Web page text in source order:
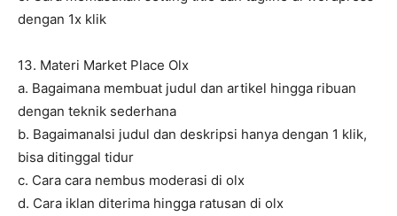
dengan 1x klik
13. Materi Market Place Olx
a. Bagaimana membuat judul dan artikel hingga ribuan
dengan teknik sederhana
b. BagaimanaIsi judul dan deskripsi hanya dengan 1 klik,
bisa ditinggal tidur
c. Cara cara nembus moderasi di olx
d. Cara iklan diterima hingga ratusan di olx